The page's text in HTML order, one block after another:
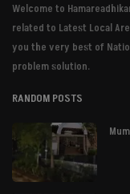
Welcome to
related to Latest Local
you the very best of
problem solution.
RANDOM POSTS